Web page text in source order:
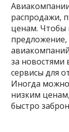
распродажи,
ценам. Чтобы
авиакомпаний
за новостями
сервисы для
Иногда
низким
быстро